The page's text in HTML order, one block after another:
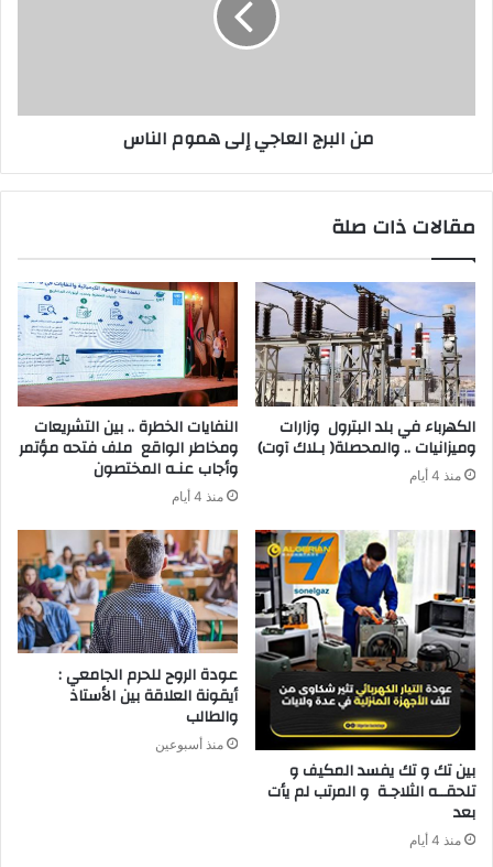
من البرج العاجي إلى هموم الناس
مقالات ذات صلة
‬وميزانيات‭ .. ‬والمحصلة‭ )‬بـلاك‭ ‬آوت)
منذ 4 أيام ‬وأجاب‭ ‬عنـه‭ ‬المختصون
منذ 4 أيام
‬بعد‭ ‬
منذ 4 أيام
عودة الروح للحرم الجامعي :
أيقونة العلاقة بين الأستاذ
والطالب
منذ أسبوعين